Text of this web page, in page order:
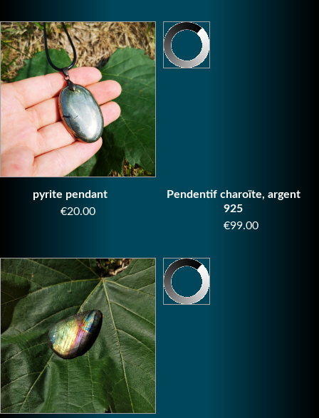
pyrite pendant
Price
€20.00
Pendentif charoïte, argent
925
Price
€99.00